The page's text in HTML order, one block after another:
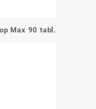
Max 90 tabl.